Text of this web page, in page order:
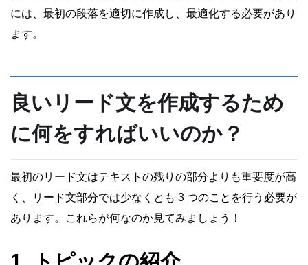
には、最初の段落を適切に作成し、最適化する必要があり
ます。
良いリード文を作成するため
に何をすればいいのか？
最初のリード文はテキストの残りの部分よりも重要度が高
く、リード文部分では少なくとも 3 つのことを行う必要が
あります。これらが何なのか見てみましょう！